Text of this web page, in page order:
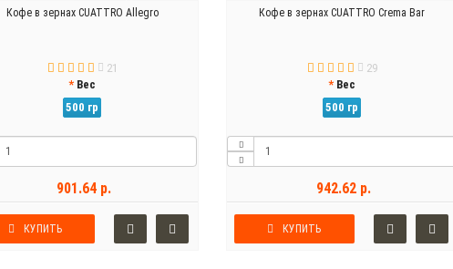
Кофе в зернах CUATTRO Allegro
21
Вес
500 гр
901.64 р.
КУПИТЬ
Кофе в зернах CUATTRO Crema Bar
29
Вес
500 гр
942.62 р.
КУПИТЬ